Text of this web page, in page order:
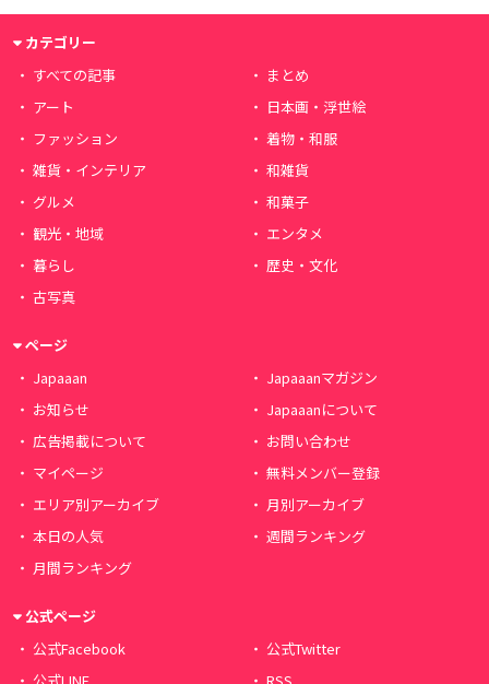
カテゴリー
すべての記事
まとめ
アート
日本画・浮世絵
ファッション
着物・和服
雑貨・インテリア
和雑貨
グルメ
和菓子
観光・地域
エンタメ
暮らし
歴史・文化
古写真
ページ
Japaaan
Japaaanマガジン
お知らせ
Japaaanについて
広告掲載について
お問い合わせ
マイページ
無料メンバー登録
エリア別アーカイブ
月別アーカイブ
本日の人気
週間ランキング
月間ランキング
公式ページ
公式Facebook
公式Twitter